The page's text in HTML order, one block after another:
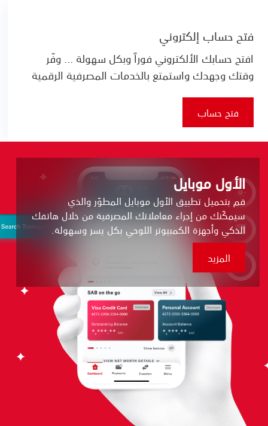
فتح حساب إلكتروني
افتح حسابك الألكتروني فوراً وبكل سهولة ... وفّر
وقتك وجهدك واستمتع بالخدمات المصرفية الرقمية
فتح حساب
الأول موبايل
قم بتحميل تطبيق الأول موبايل المطوّر والذي
سيمكّنك من إجراء معاملاتك المصرفية من خلال هاتفك
الذكي وأجهزة الكمبيوتر اللوحي بكل يسر وسهولة.
المزيد